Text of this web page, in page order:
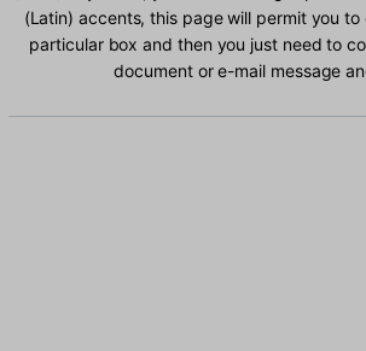
(Latin) accents, this page will permit you
particular box and then you just need to
document or e-mail message